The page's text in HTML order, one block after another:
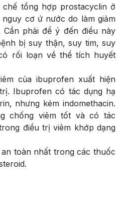
tổng hợp prostacyclin ở
cơ ứ nước do làm giảm
Cần phải để ý đến điều này
bị suy thận, suy tim, suy
rối loạn về thể tích huyết
của ibuprofen xuất hiện
Ibuprofen có tác dụng hạ
nhưng kém indomethacin.
chống viêm tốt và có tác
điều trị viêm khớp dạng
toàn nhất trong các thuốc